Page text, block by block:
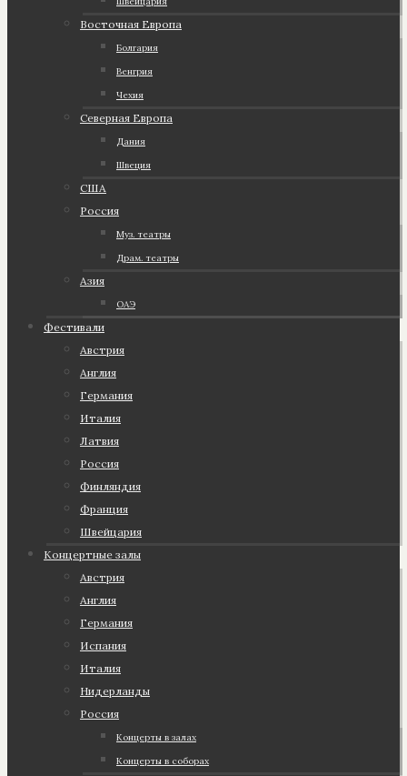
Восточная Европа
Болгария
Венгрия
Чехия
Северная Европа
Дания
Швеция
США
Россия
Муз. театры
Драм. театры
Азия
ОАЭ
Фестивали
Австрия
Англия
Германия
Италия
Латвия
Россия
Финляндия
Франция
Швейцария
Концертные залы
Австрия
Англия
Германия
Испания
Италия
Нидерланды
Россия
Концерты в залах
Концерты в соборах